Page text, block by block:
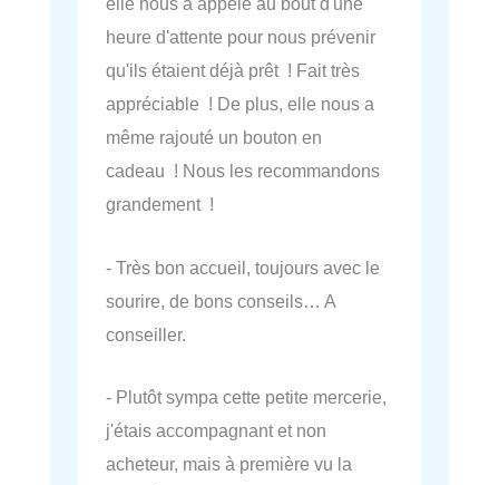
heure d'attente pour nous prévenir
qu'ils étaient déjà prêt ! Fait très
appréciable ! De plus, elle nous a
même rajouté un bouton en
cadeau ! Nous les recommandons
grandement !
- Très bon accueil, toujours avec le
sourire, de bons conseils… A
conseiller.
- Plutôt sympa cette petite mercerie,
j'étais accompagnant et non
acheteur, mais à première vu la